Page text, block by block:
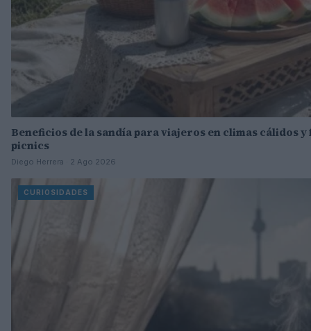
Beneficios de la sandía para viajeros en climas cálidos
picnics
Diego Herrera · 2 Ago 2026
CURIOSIDADES